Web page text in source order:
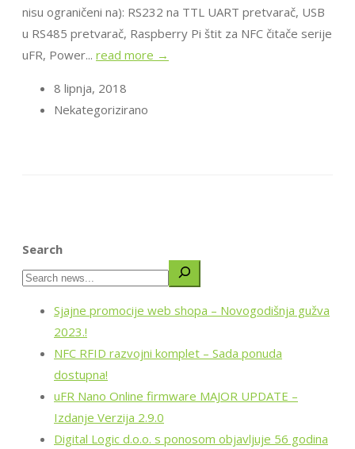
nisu ograničeni na): RS232 na TTL UART pretvarač, USB
u RS485 pretvarač, Raspberry Pi štit za NFC čitače serije
uFR, Power... read more →
8 lipnja, 2018
Nekategorizirano
Search
Sjajne promocije web shopa – Novogodišnja gužva
2023.!
NFC RFID razvojni komplet – Sada ponuda
dostupna!
uFR Nano Online firmware MAJOR UPDATE –
Izdanje Verzija 2.9.0
Digital Logic d.o.o. s ponosom objavljuje 56 godina